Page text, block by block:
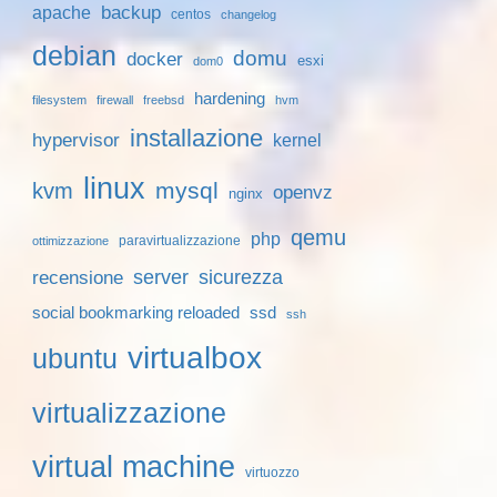
apache backup centos changelog
debian docker dom0 domu esxi
filesystem firewall freebsd hardening hvm
hypervisor installazione kernel
kvm linux mysql nginx openvz
ottimizzazione paravirtualizzazione php qemu
recensione server sicurezza
social bookmarking reloaded ssd ssh
ubuntu virtualbox
virtualizzazione
virtual machine virtuozzo